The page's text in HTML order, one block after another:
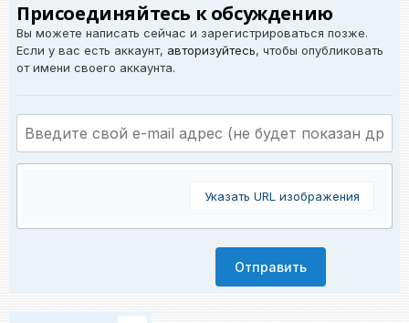
Присоединяйтесь к обсуждению
Вы можете написать сейчас и зарегистрироваться позже.
Если у вас есть аккаунт, авторизуйтесь, чтобы опубликовать
от имени своего аккаунта.
Указать URL изображения
Отправить